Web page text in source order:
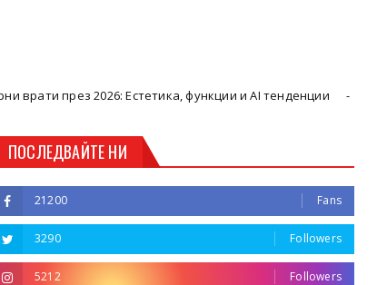
Естетика, функции и AI тенденции Uncategorized
ПОСЛЕДВАЙТЕ НИ
21200 Fans
3290 Followers
5212 Followers